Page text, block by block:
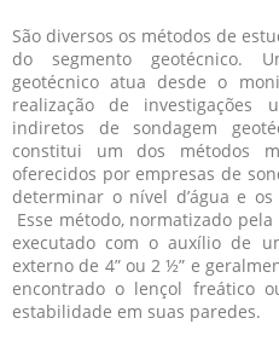
São diversos os métodos de
do segmento geotécnico.
geotécnico atua desde o
realização de investigações
indiretos de sondagem
constitui um dos métodos
oferecidos por empresas de
determinar o nível d’água e
Esse método, normatizado pela
executado com o auxílio de
externo de 4” ou 2 ½” e
encontrado o lençol freático
estabilidade em suas paredes.